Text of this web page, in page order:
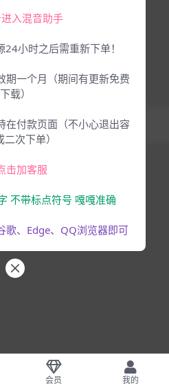
为音乐人服务- All rights reserved
曲音乐制作
会员 我的
入混音助手
小时之后需重新下单！
期一个月（期间有更新免费
下载）
在付款页面（不小心退出容
次下单）
击加客服
不带标点符号 嘎嘎准确
歌、Edge、QQ浏览器即可